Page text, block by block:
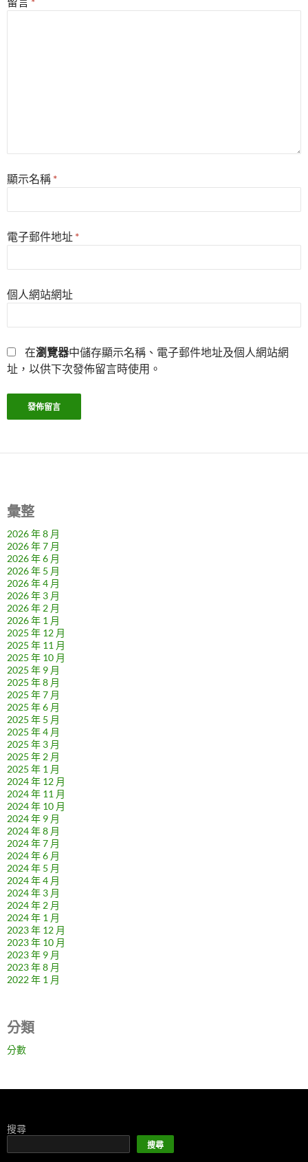
顯示名稱 *
電子郵件地址 *
個人網站網址
在瀏覽器中儲存顯示名稱、電子郵件地址及個人網站網
址，以供下次發佈留言時使用。
彙整
2026 年 8 月
2026 年 7 月
2026 年 6 月
2026 年 5 月
2026 年 4 月
2026 年 3 月
2026 年 2 月
2026 年 1 月
2025 年 12 月
2025 年 11 月
2025 年 10 月
2025 年 9 月
2025 年 8 月
2025 年 7 月
2025 年 6 月
2025 年 5 月
2025 年 4 月
2025 年 3 月
2025 年 2 月
2025 年 1 月
2024 年 12 月
2024 年 11 月
2024 年 10 月
2024 年 9 月
2024 年 8 月
2024 年 7 月
2024 年 6 月
2024 年 5 月
2024 年 4 月
2024 年 3 月
2024 年 2 月
2024 年 1 月
2023 年 12 月
2023 年 10 月
2023 年 9 月
2023 年 8 月
2022 年 1 月
分類
分數
搜尋
搜尋